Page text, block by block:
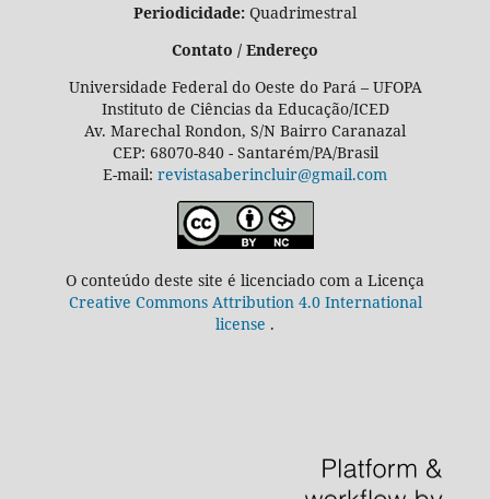
Periodicidade: Quadrimestral
Contato / Endereço
Universidade Federal do Oeste do Pará – UFOPA
Instituto de Ciências da Educação/ICED
Av. Marechal Rondon, S/N Bairro Caranazal
CEP: 68070-840 - Santarém/PA/Brasil
E-mail: revistasaberincluir@gmail.com
O conteúdo deste site é licenciado com a Licença
Creative Commons Attribution 4.0 International
license .